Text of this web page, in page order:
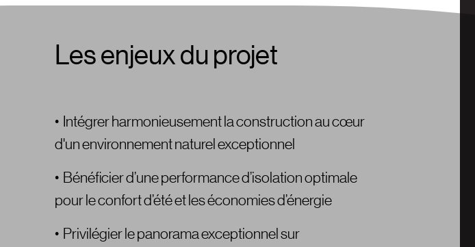
Les enjeux du projet
• Intégrer harmonieusement la construction au cœur
d'un environnement naturel exceptionnel
• Bénéficier d’une performance d’isolation optimale
pour le confort d’été et les économies d’énergie
• Privilégier le panorama exceptionnel sur